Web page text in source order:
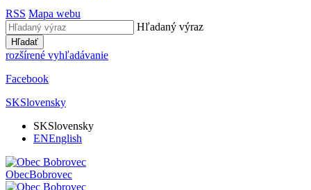
RSS Mapa webu
Hľadaný výraz
Hľadať
rozšírené vyhľadávanie
Facebook
SKSlovensky
SKSlovensky
ENEnglish
ObecBobrovec